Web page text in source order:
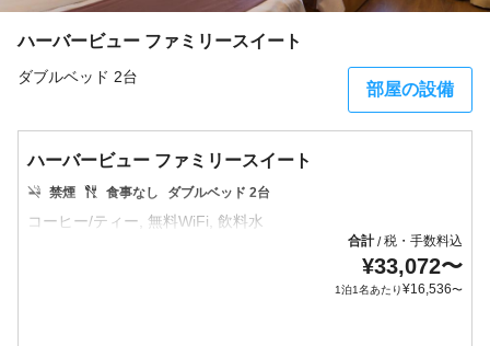
ハーバービュー ファミリースイート
ダブルベッド 2台
部屋の設備
ハーバービュー ファミリースイート
禁煙 食事なし ダブルベッド 2台
合計/税・手数料込
¥33,072〜
1泊1名あたり¥16,536〜